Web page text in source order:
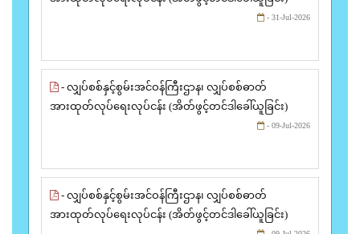
- 31-Jul-2026
- လျှပ်စစ်နှင့်စွမ်းအင်ဝန်ကြီးဌာန၊ လျှပ်စစ်ဓာတ်
အားထုတ်လုပ်ရေးလုပ်ငန်း (အိတ်ဖွင့်တင်ဒါခေါ်ယူခြင်း)
- 09-Jul-2026
- လျှပ်စစ်နှင့်စွမ်းအင်ဝန်ကြီးဌာန၊ လျှပ်စစ်ဓာတ်
အားထုတ်လုပ်ရေးလုပ်ငန်း (အိတ်ဖွင့်တင်ဒါခေါ်ယူခြင်း)